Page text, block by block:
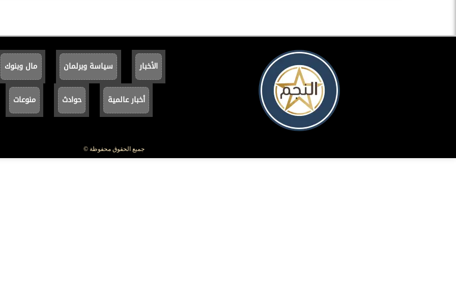
الأخبار سياسة وبرلمان مال وبنوك
أخبار عالمية حوادث منوعات
جميع الحقوق محفوظة ©